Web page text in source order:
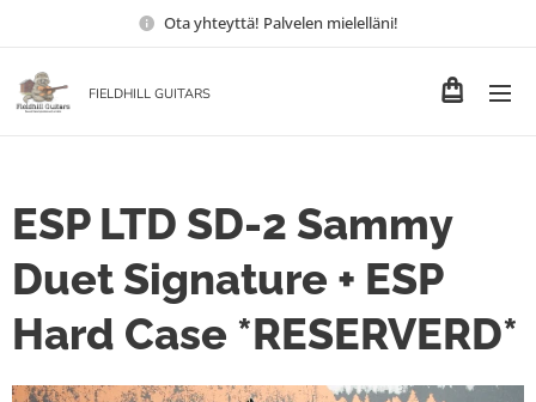
Ota yhteyttä! Palvelen mielelläni!
FIELDHILL GUITARS
ESP LTD SD-2 Sammy
Duet Signature + ESP
Hard Case *RESERVERD*